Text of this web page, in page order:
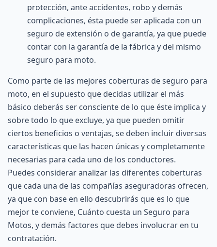
protección, ante accidentes, robo y demás
complicaciones, ésta puede ser aplicada con un
seguro de extensión o de garantía, ya que puede
contar con la garantía de la fábrica y del mismo
seguro para moto.
Como parte de las mejores coberturas de seguro para
moto, en el supuesto que decidas utilizar el más
básico deberás ser consciente de lo que éste implica y
sobre todo lo que excluye, ya que pueden omitir
ciertos beneficios o ventajas, se deben incluir diversas
características que las hacen únicas y completamente
necesarias para cada uno de los conductores.
Puedes considerar analizar las diferentes coberturas
que cada una de las compañías aseguradoras ofrecen,
ya que con base en ello descubrirás que es lo que
mejor te conviene, Cuánto cuesta un Seguro para
Motos, y demás factores que debes involucrar en tu
contratación.